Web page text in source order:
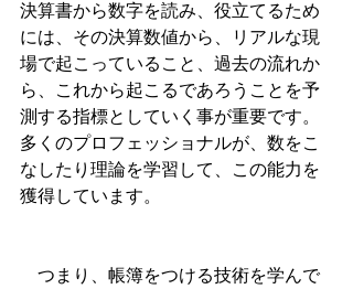
決算書から数字を読み、役立てるため
には、その決算数値から、リアルな現
場で起こっていること、過去の流れか
ら、これから起こるであろうことを予
測する指標としていく事が重要です。
多くのプロフェッショナルが、数をこ
なしたり理論を学習して、この能力を
獲得しています。
つまり、帳簿をつける技術を学んで